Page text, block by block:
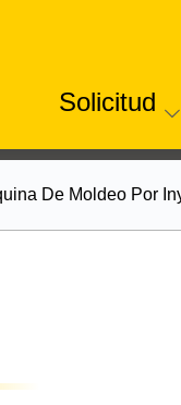
Solicitud
De Moldeo Por